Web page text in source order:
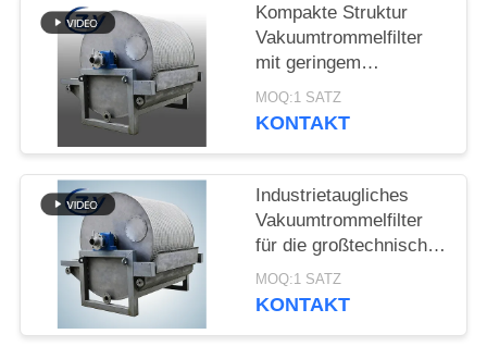
Kompakte Struktur
Vakuumtrommelfilter
mit geringem
Energieverbrauch und
Edelstahl SS304 für
MOQ:1 SATZ
KONTAKT
Industrietaugliches
Vakuumtrommelfilter
für die großtechnische
Entwässerung von
Knollenstärke
MOQ:1 SATZ
KONTAKT